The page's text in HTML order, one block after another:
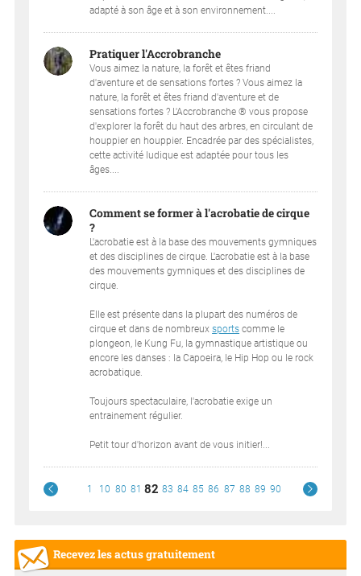
adapté à son âge et à son environnement....
Pratiquer l'Accrobranche
Vous aimez la nature, la forêt et êtes friand
d'aventure et de sensations fortes ? Vous aimez la
nature, la forêt et êtes friand d'aventure et de
sensations fortes ? L'Accrobranche ® vous propose
d'explorer la forêt du haut des arbres, en circulant de
houppier en houppier. Encadrée par des spécialistes,
cette activité ludique est adaptée pour tous les
âges....
Comment se former à l'acrobatie de cirque
?
L'acrobatie est à la base des mouvements gymniques
et des disciplines de cirque. L'acrobatie est à la base
des mouvements gymniques et des disciplines de
cirque.
Elle est présente dans la plupart des numéros de
cirque et dans de nombreuxsports comme le
plongeon, le Kung Fu, la gymnastique artistique ou
encore les danses : la Capoeira, le Hip Hop ou le rock
acrobatique.
Toujours spectaculaire, l'acrobatie exige un
entrainement régulier.
Petit tour d'horizon avant de vous initier!...
1 10 80 81 82 83 84 85 86 87 88 89 90
Recevez les actus gratuitement